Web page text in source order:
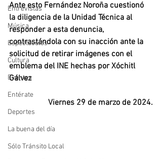
Entrevistas
Música
Espectáculos
Cultura
Eventos
Entérate
Deportes
La buena del día
Sólo Tránsito Local
Ante esto Fernández Noroña cuestionó
la diligencia de la Unidad Técnica al
responder a esta denuncia,
contrastándola con su inacción ante la
solicitud de retirar imágenes con el
emblema del INE hechas por Xóchitl
Gálvez
Viernes 29 de marzo de 2024.